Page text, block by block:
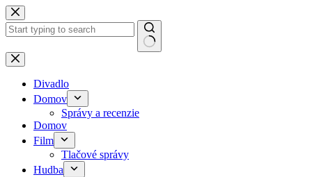
Skip
to
content
No
results
Divadlo
Domov
Správy a recenzie
Domov
Film
Tlačové správy
Hudba